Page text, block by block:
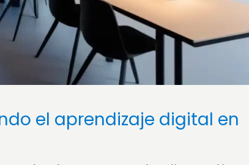
el aprendizaje digital en